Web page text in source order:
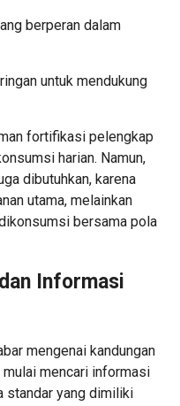
berperan dalam
untuk mendukung
fortifikasi pelengkap
harian. Namun,
dibutuhkan, karena
utama, melainkan
bersama pola
Informasi
mengenai kandungan
mencari informasi
standar yang dimiliki